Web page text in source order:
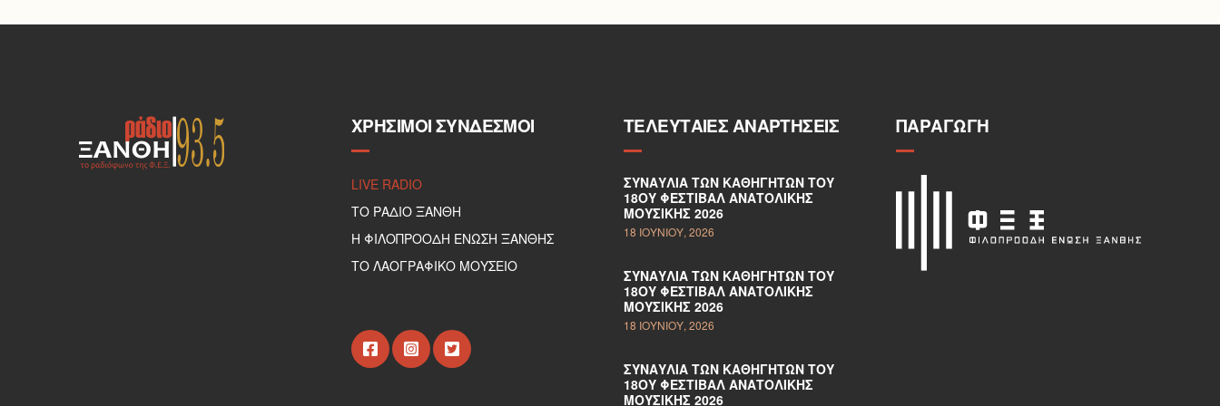
ΧΡΉΣΙΜΟΙ ΣΎΝΔΕΣΜΟΙ
LIVE RADIO
ΤΟ ΡΑΔΙΟ ΞΑΝΘΗ
Η ΦΙΛΟΠΡΟΟΔΗ ΕΝΩΣΗ ΞΑΝΘΗΣ
ΤΟ ΛΑΟΓΡΑΦΙΚΟ ΜΟΥΣΕΙΟ
ΤΕΛΕΥΤΑΊΕΣ ΑΝΑΡΤΉΣΕΙΣ
ΣΥΝΑΥΛΊΑ ΤΩΝ ΚΑΘΗΓΗΤΏΝ ΤΟΥ
18ΟΥ ΦΕΣΤΙΒΆΛ ΑΝΑΤΟΛΙΚΉΣ
ΜΟΥΣΙΚΉΣ 2026
18 ΙΟΥΝΊΟΥ, 2026
ΣΥΝΑΥΛΊΑ ΤΩΝ ΚΑΘΗΓΗΤΏΝ ΤΟΥ
18ΟΥ ΦΕΣΤΙΒΆΛ ΑΝΑΤΟΛΙΚΉΣ
ΜΟΥΣΙΚΉΣ 2026
18 ΙΟΥΝΊΟΥ, 2026
ΣΥΝΑΥΛΊΑ ΤΩΝ ΚΑΘΗΓΗΤΏΝ ΤΟΥ
18ΟΥ ΦΕΣΤΙΒΆΛ ΑΝΑΤΟΛΙΚΉΣ
ΜΟΥΣΙΚΉΣ 2026
ΠΑΡΑΓΩΓΉ